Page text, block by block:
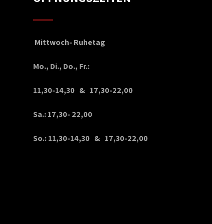
Mittwoch- Ruhetag
Mo., Di., Do., Fr.:
11,30-14,30 & 17,30-22,00
Sa.: 17,30- 22,00
So.: 11,30-14,30 & 17,30-22,00